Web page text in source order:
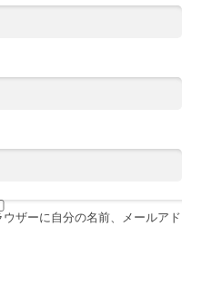
ザーに自分の名前、メールアド